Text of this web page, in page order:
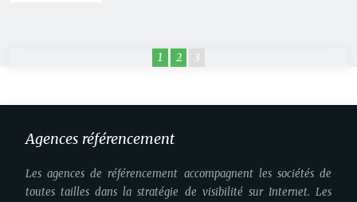
1 2 3
Agences référencement
Les agences de référencement accompagnent les sociétés de
toutes tailles dans la stratégie de visibilité sur Internet. Les